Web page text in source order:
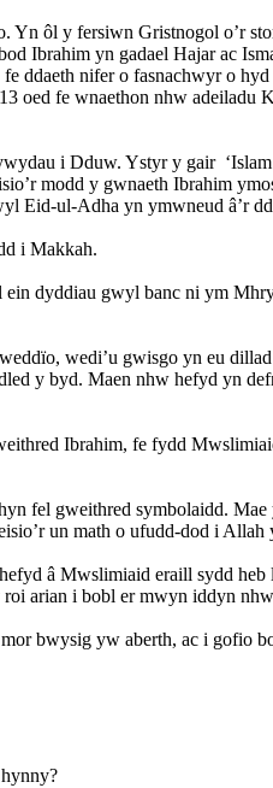
Yn ôl y fersiwn Gristnogol o’r
Ibrahim yn gadael Hajar ac
nifer o fasnachwyr o
oed fe wnaethon nhw
i Dduw. Ystyr y gair
modd y gwnaeth Ibrahim
Eid-ul-Adha yn ymwneud â’r
i Makkah.
dyddiau gwyl banc ni ym
wedi’u gwisgo yn eu
y byd. Maen nhw hefyd yn
Ibrahim, fe fydd
fel gweithred symbolaidd.
un math o ufudd-dod i Allah
â Mwslimiaid eraill sydd
arian i bobl er mwyn iddyn
bwysig yw aberth, ac i gofio